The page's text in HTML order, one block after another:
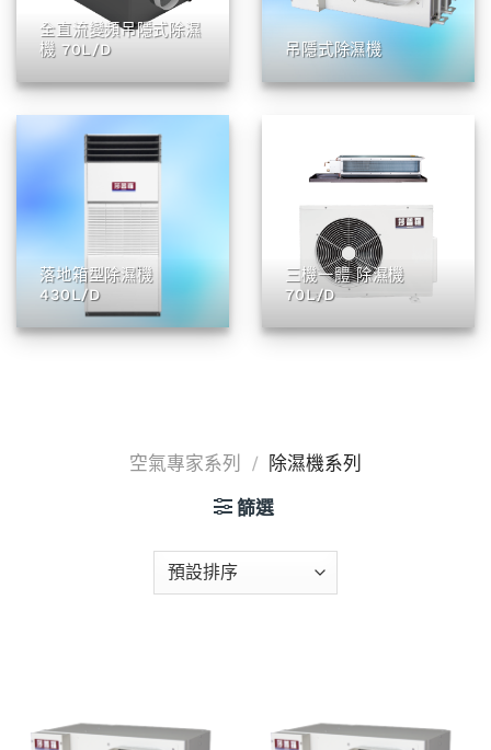
全直流變頻吊隱式除濕
機 70L/D
吊隱式除濕機
落地箱型除濕機
430L/D
三機一體 除濕機
70L/D
空氣專家系列 / 除濕機系列
篩選